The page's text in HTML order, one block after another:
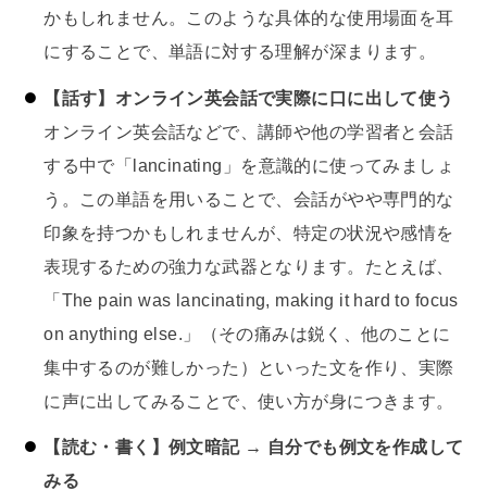
かもしれません。このような具体的な使用場面を耳
にすることで、単語に対する理解が深まります。
【話す】オンライン英会話で実際に口に出して使う
オンライン英会話などで、講師や他の学習者と会話
する中で「lancinating」を意識的に使ってみましょ
う。この単語を用いることで、会話がやや専門的な
印象を持つかもしれませんが、特定の状況や感情を
表現するための強力な武器となります。たとえば、
「The pain was lancinating, making it hard to focus
on anything else.」（その痛みは鋭く、他のことに
集中するのが難しかった）といった文を作り、実際
に声に出してみることで、使い方が身につきます。
【読む・書く】例文暗記 → 自分でも例文を作成して
みる